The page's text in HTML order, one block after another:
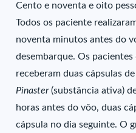
Cento e noventa e oito
Todos os paciente
noventa minutos antes do
desembarque. Os
receberam duas cápsulas
Pinaster(substância ativa)
horas antes do vôo, duas
cápsula no dia seguinte. O